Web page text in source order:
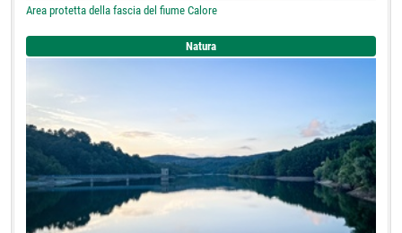
Area protetta della fascia del fiume Calore
Natura